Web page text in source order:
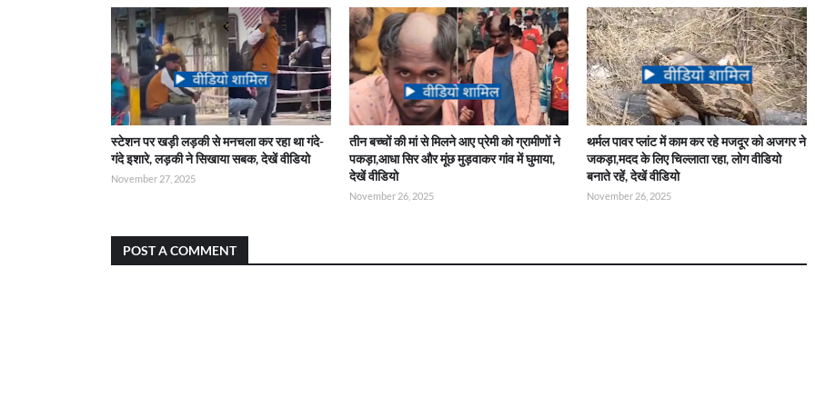
स्टेशन पर खड़ी लड़की से मनचला कर रहा था गंदे-
गंदे इशारे, लड़की ने सिखाया सबक, देखें वीडियो
November 27, 2025
तीन बच्चों की मां से मिलने आए प्रेमी को ग्रामीणों ने
पकड़ा,आधा सिर और मूंछ मुड़वाकर गांव में घुमाया,
देखें वीडियो
November 26, 2025
थर्मल पावर प्लांट में काम कर रहे मजदूर को अजगर ने
जकड़ा,मदद के लिए चिल्लाता रहा, लोग वीडियो
बनाते रहें, देखें वीडियो
November 26, 2025
POST A COMMENT